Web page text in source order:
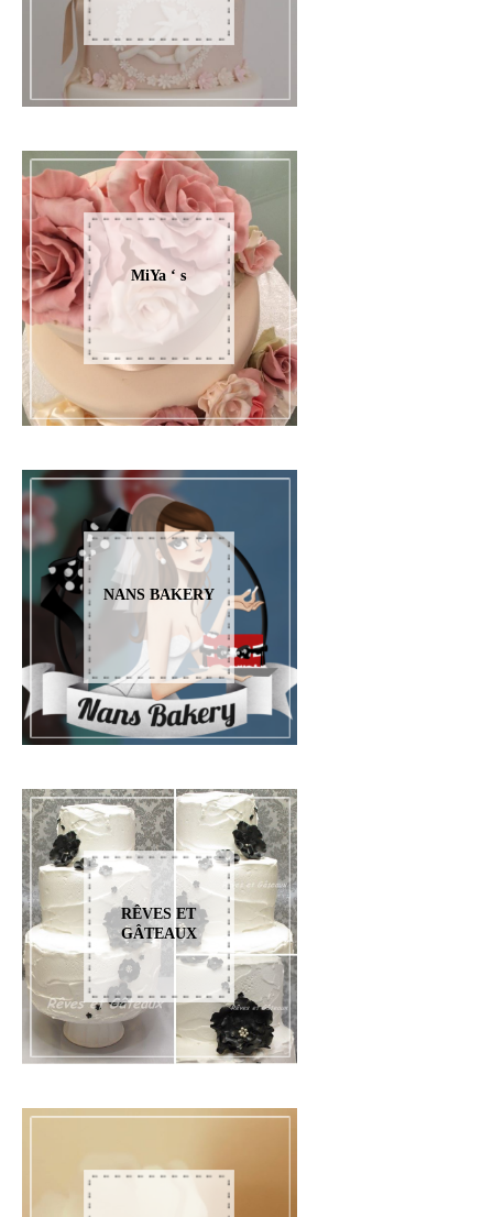
MiYa ‘ s
NANS BAKERY
RÊVES ET
GÂTEAUX